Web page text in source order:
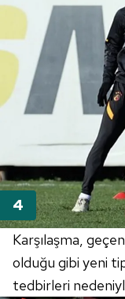
Karşılaşma,
olduğu gibi yeni
tedbirleri